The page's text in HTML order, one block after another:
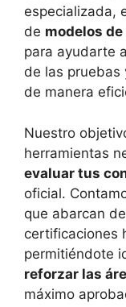
especializada,
de modelos
para ayudarte
de las
de manera
Nuestro
herramientas
evaluar tus
oficial.
que abarcan
certificaciones
permitiéndote
reforzar las
máximo